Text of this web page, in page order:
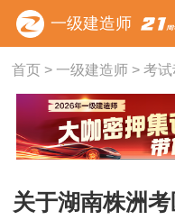
一级建造师
首页> 一级建造师> 考试
关于湖南株洲